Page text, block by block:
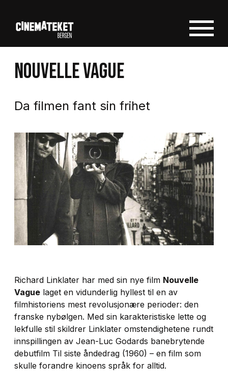
NOUVELLE VAGUE
Da filmen fant sin frihet
Richard Linklater har med sin nye film Nouvelle
Vague laget en vidunderlig hyllest til en av
filmhistoriens mest revolusjonære perioder: den
franske nybølgen. Med sin karakteristiske lette og
lekfulle stil skildrer Linklater omstendighetene rundt
innspillingen av Jean-Luc Godards banebrytende
debutfilm Til siste åndedrag (1960) – en film som
skulle forandre kinoens språk for alltid.